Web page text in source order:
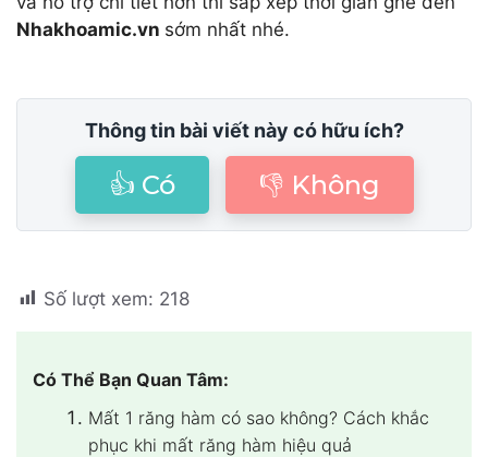
Nhakhoamic.vn sớm nhất nhé.
Thông tin bài viết này có hữu ích?
👍 Có 👎 Không
Số lượt xem: 218
Có Thể Bạn Quan Tâm:
Mất 1 răng hàm có sao không? Cách khắc
phục khi mất răng hàm hiệu quả